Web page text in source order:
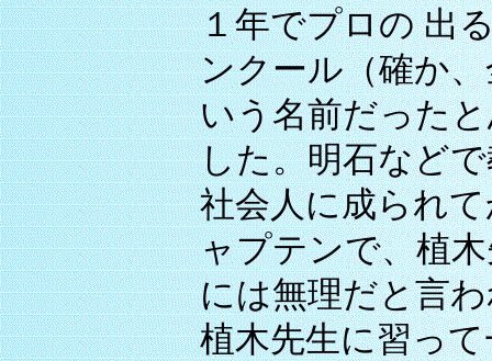
１年でプロの 出
ンクール（確か
いう名前だった
した。明石など
社会人に成られ
ャプテンで、植
には無理だと言
植木先生に習っ